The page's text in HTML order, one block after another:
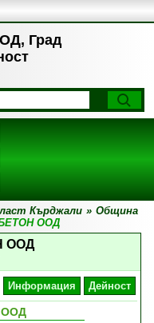
Град
Кърджали » Община
ООД
ООД
Информация Дейност
ООД